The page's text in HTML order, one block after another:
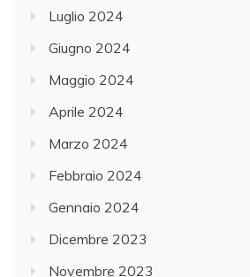
Luglio 2024
Giugno 2024
Maggio 2024
Aprile 2024
Marzo 2024
Febbraio 2024
Gennaio 2024
Dicembre 2023
Novembre 2023